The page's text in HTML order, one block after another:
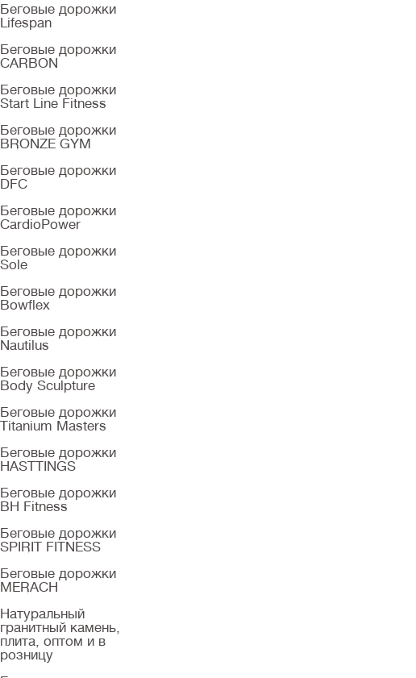
Беговые дорожки
Lifespan
Беговые дорожки
CARBON
Беговые дорожки
Start Line Fitness
Беговые дорожки
BRONZE GYM
Беговые дорожки
DFC
Беговые дорожки
CardioPower
Беговые дорожки
Sole
Беговые дорожки
Bowflex
Беговые дорожки
Nautilus
Беговые дорожки
Body Sculpture
Беговые дорожки
Titanium Masters
Беговые дорожки
HASTTINGS
Беговые дорожки
BH Fitness
Беговые дорожки
SPIRIT FITNESS
Беговые дорожки
MERACH
Натуральный
гранитный камень,
плита, оптом и в
розницу